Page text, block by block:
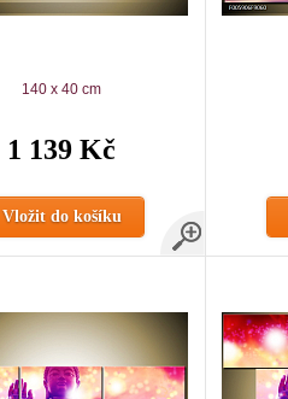
140 x 40 cm
1 139 Kč
Vložit do košíku